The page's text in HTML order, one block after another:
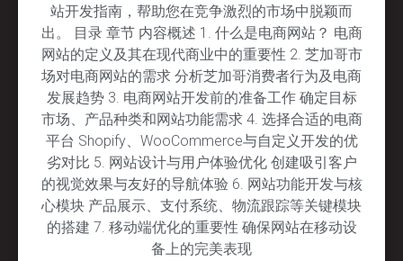
站开发指南，帮助您在竞争激烈的市场中脱颖而
出。 目录 章节 内容概述 1. 什么是电商网站？ 电商
网站的定义及其在现代商业中的重要性 2. 芝加哥市
场对电商网站的需求 分析芝加哥消费者行为及电商
发展趋势 3. 电商网站开发前的准备工作 确定目标
市场、产品种类和网站功能需求 4. 选择合适的电商
平台 Shopify、WooCommerce与自定义开发的优
劣对比 5. 网站设计与用户体验优化 创建吸引客户
的视觉效果与友好的导航体验 6. 网站功能开发与核
心模块 产品展示、支付系统、物流跟踪等关键模块
的搭建 7. 移动端优化的重要性 确保网站在移动设
备上的完美表现